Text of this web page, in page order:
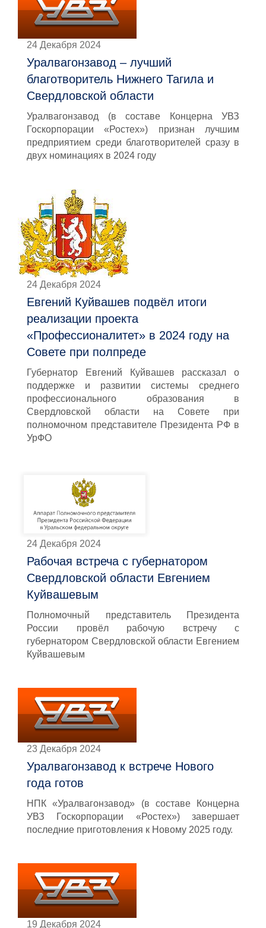
24 Декабря 2024
Уралвагонзавод – лучший
благотворитель Нижнего Тагила и
Свердловской области
Уралвагонзавод (в составе Концерна УВЗ
Госкорпорации «Ростех») признан лучшим
предприятием среди благотворителей сразу в
двух номинациях в 2024 году
24 Декабря 2024
Евгений Куйвашев подвёл итоги
реализации проекта
«Профессионалитет» в 2024 году на
Совете при полпреде
Губернатор Евгений Куйвашев рассказал о
поддержке и развитии системы среднего
профессионального образования в
Свердловской области на Совете при
полномочном представителе Президента РФ в
УрФО
24 Декабря 2024
Рабочая встреча с губернатором
Свердловской области Евгением
Куйвашевым
Полномочный представитель Президента
России провёл рабочую встречу с
губернатором Свердловской области Евгением
Куйвашевым
23 Декабря 2024
Уралвагонзавод к встрече Нового
года готов
НПК «Уралвагонзавод» (в составе Концерна
УВЗ Госкорпорации «Ростех») завершает
последние приготовления к Новому 2025 году.
19 Декабря 2024